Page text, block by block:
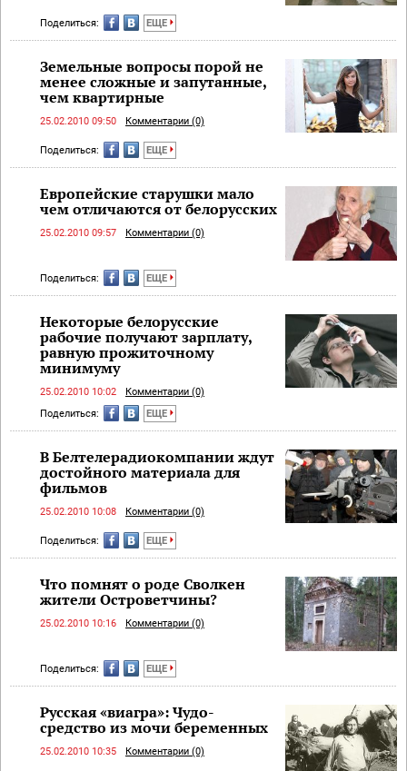
Поделиться: ЕЩЕ
Земельные вопросы порой не
менее сложные и запутанные,
чем квартирные
25.02.2010 09:50 Комментарии (0)
Поделиться: ЕЩЕ
Европейские старушки мало
чем отличаются от белорусских
25.02.2010 09:57 Комментарии (0)
Поделиться: ЕЩЕ
Некоторые белорусские
рабочие получают зарплату,
равную прожиточному
минимуму
25.02.2010 10:02
Комментарии (0)
Поделиться:
ЕЩЕ
В Белтелерадиокомпании ждут
достойного материала для
фильмов
25.02.2010 10:08 Комментарии (0)
Поделиться: ЕЩЕ
Что помнят о роде Сволкен
жители Островетчины?
25.02.2010 10:16 Комментарии (0)
Поделиться: ЕЩЕ
Русская «виагра»: Чудо-
средство из мочи беременных
25.02.2010 10:35 Комментарии (0)